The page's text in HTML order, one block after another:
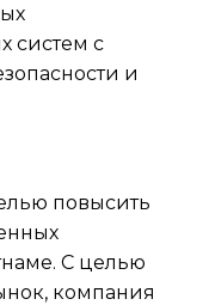
систем с
и
повысить
С целью
компания